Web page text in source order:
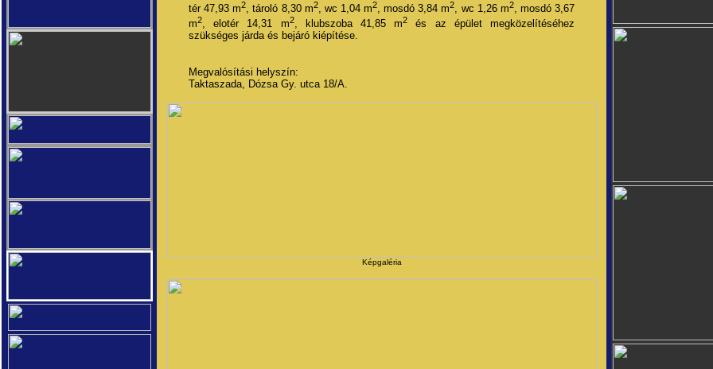
tér 47,93 m2, tároló 8,30 m2, wc 1,04 m2, mosdó 3,84 m2, wc 1,26 m2, mosdó 3,67
m2 , elotér 14,31 m2, klubszoba 41,85 m2
és az épület megközelítéséhez
szükséges járda és bejáró kiépítése.
Megvalósítási helyszín:
Taktaszada, Dózsa Gy. utca 18/A.
Képgaléria